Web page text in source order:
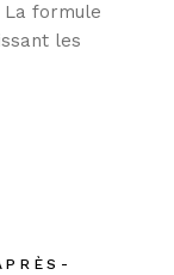
formule
les